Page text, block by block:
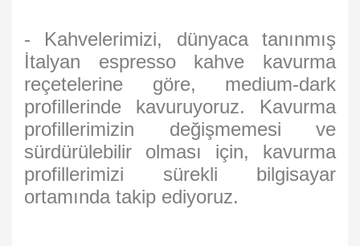
- Kahvelerimizi, dünyaca tanınmış
İtalyan espresso kahve kavurma
reçetelerine göre, medium-dark
profillerinde kavuruyoruz. Kavurma
profillerimizin değişmemesi ve
sürdürülebilir olması için, kavurma
profillerimizi sürekli bilgisayar
ortamında takip ediyoruz.